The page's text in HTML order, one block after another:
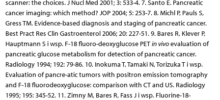
scanner: the choices. J Nucl Med 2001; 3: 533-4. 7. Santo E. Pancreatic
cancer imaging: which method? JOP 2004; 5: 253-7. 8. Michl P, Pauls S,
Gress TM. Evidence-based diagnosis and staging of pancreatic cancer.
Best Pract Res Clin Gastroenterol 2006; 20: 227-51. 9. Bares R, Klever P,
Hauptmann S i wsp. F-18 fluoro-deoxyglucose PETin vivoevaluation of
pancreatic glucose metabolism for detection of pancreatic cancer.
Radiology 1994; 192: 79-86. 10. Inokuma T, Tamaki N, Torizuka T i wsp.
Evaluation of pancre-atic tumors with positron emission tomography
and F-18 fluorodeoxyglucose: comparison with CT and US. Radiology
1995; 195: 345-52. 11. Zimny M, Bares R, Fass J i wsp. Fluorine-18-